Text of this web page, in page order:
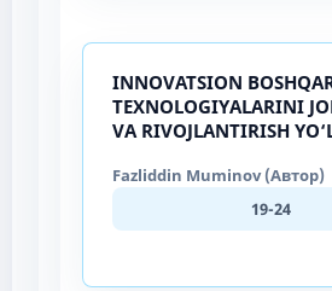
INNOVATSION
TEXNOLOGIYALARINI
VA RIVOJLANTIRISH
Fazliddin Muminov (Автор)
19-24